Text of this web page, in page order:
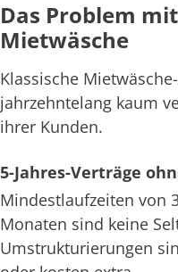
Das Problem
Mietwäsche
Klassische
jahrzehntelang kaum
ihrer Kunden.
5-Jahres-Verträge
Mindestlaufzeiten von
Monaten sind keine
Umstrukturierungen